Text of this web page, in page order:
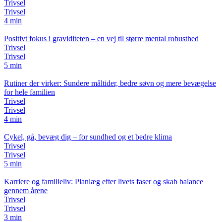
Trivsel
Trivsel
4 min
Positivt fokus i graviditeten – en vej til større mental robusthed
Trivsel
Trivsel
5 min
Rutiner der virker: Sundere måltider, bedre søvn og mere bevægelse
for hele familien
Trivsel
Trivsel
4 min
Cykel, gå, bevæg dig – for sundhed og et bedre klima
Trivsel
Trivsel
5 min
Karriere og familieliv: Planlæg efter livets faser og skab balance
gennem årene
Trivsel
Trivsel
3 min